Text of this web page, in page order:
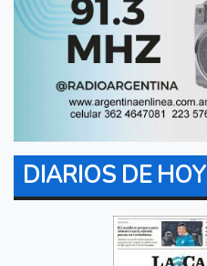
DIARIOS DE HOY